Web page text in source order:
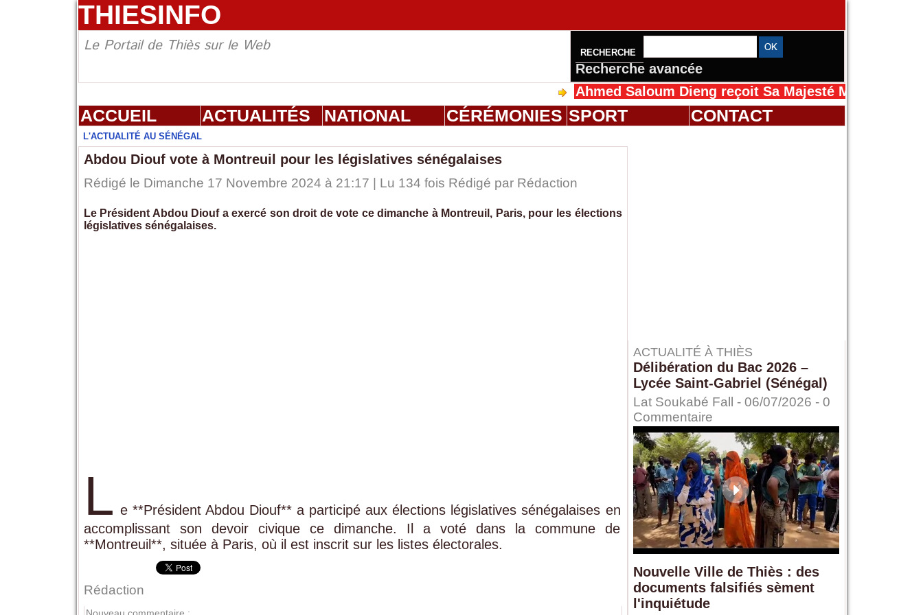
THIESINFO
Le Portail de Thiès sur le Web RECHERCHE
Recherche avancée
Ahmed Saloum Dieng reçoit Sa Majesté Mansah Cissé au
ACCUEIL ACTUALITÉS NATIONAL CÉRÉMONIES SPORT CONTACT
L'ACTUALITÉ AU SÉNÉGAL
Abdou Diouf vote à Montreuil pour les législatives sénégalaises
Rédigé le Dimanche 17 Novembre 2024 à 21:17 | Lu 134 fois Rédigé par Rédaction
Le Président Abdou Diouf a exercé son droit de vote ce dimanche à Montreuil, Paris, pour les élections
législatives sénégalaises.
L e **Président Abdou Diouf** a participé aux élections législatives sénégalaises en
accomplissant son devoir civique ce dimanche. Il a voté dans la commune de
**Montreuil**, située à Paris, où il est inscrit sur les listes électorales.
Rédaction
ACTUALITÉ À THIÈS
Délibération du Bac 2026 –
Lycée Saint-Gabriel (Sénégal)
Lat Soukabé Fall - 06/07/2026 - 0
Commentaire
Nouvelle Ville de Thiès : des
documents falsifiés sèment
l'inquiétude